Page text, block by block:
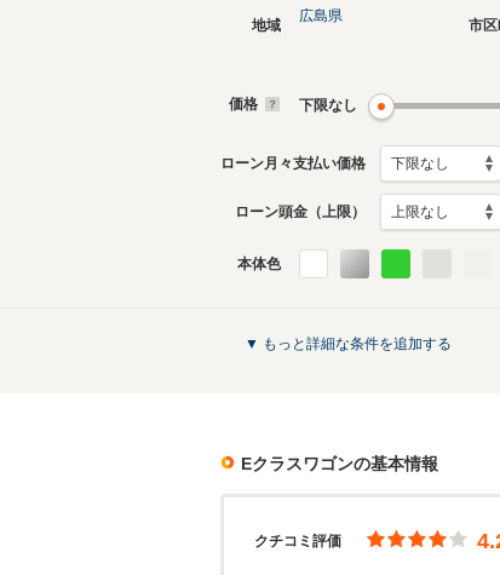
初代
地域
広島県
市
価格 下限なし
ローン月々支払い価格
ローン頭金（上限）
本体色
▼ もっと詳細な条件を追加する
Eクラスワゴンの基本情報
クチコミ評価